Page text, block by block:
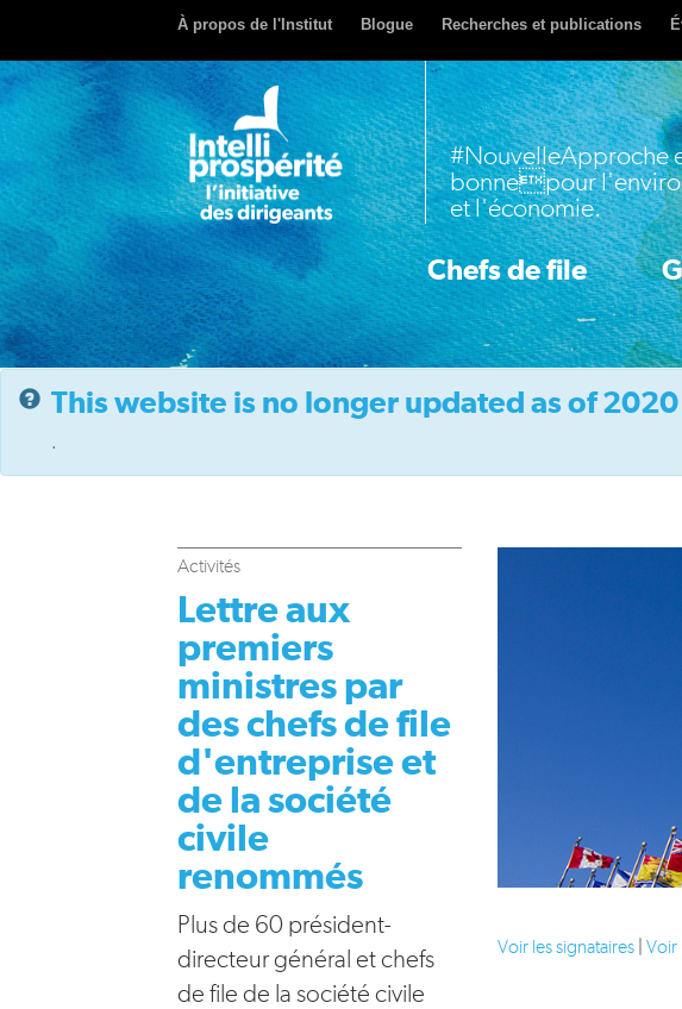
À propos de l'Institut Blogue Recherches et publications
#NouvelleApproche
bonnepour
et l'économie.
Chefs de file
This website is no longer updated as of
.
Activités
Lettre aux
premiers
ministres par
des chefs de file
d'entreprise et
de la société
civile
renommés
Plus de 60 président-
directeur général et chefs
de file de la société civile
Voir les signataires |Voir